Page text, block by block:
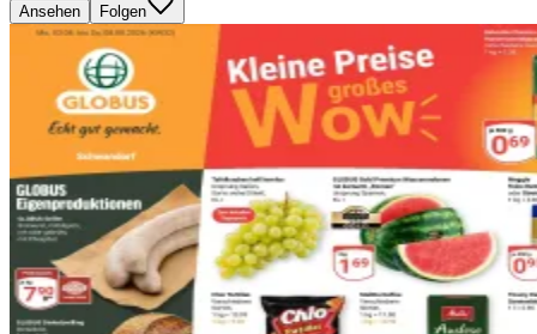
Ansehen Folgen